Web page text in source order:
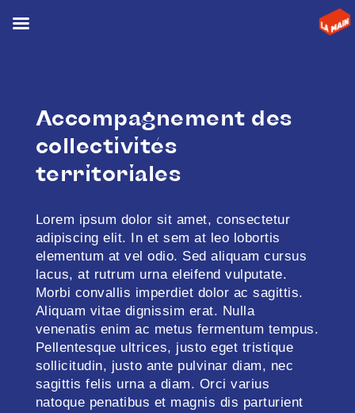
Accompagnement des
collectivités
territoriales
Lorem ipsum dolor sit amet, consectetur
adipiscing elit. In et sem at leo lobortis
elementum at vel odio. Sed aliquam cursus
lacus, at rutrum urna eleifend vulputate.
Morbi convallis imperdiet dolor ac sagittis.
Aliquam vitae dignissim erat. Nulla
venenatis enim ac metus fermentum tempus.
Pellentesque ultrices, justo eget tristique
sollicitudin, justo ante pulvinar diam, nec
sagittis felis urna a diam. Orci varius
natoque penatibus et magnis dis parturient